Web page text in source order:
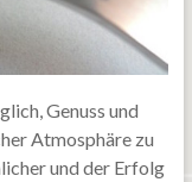
Genuss und
Atmosphäre zu
und der Erfolg